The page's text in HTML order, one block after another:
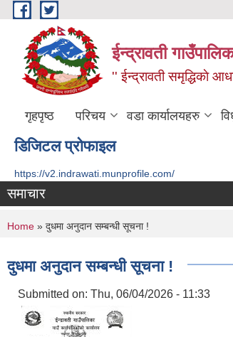
Skip to main content
ईन्द्रावती
'' ईन्द्रावती समृद्धिकाे
गृहपृष्ठ परिचय वडा कार्यालयहरु
डिजिटल प्रोफाइल
https://v2.indrawati.munprofile.com/
समाचार
You are here
Home » दुधमा अनुदान सम्बन्धी सूचना !
दुधमा अनुदान सम्बन्धी सूचना !
Submitted on: Thu, 06/04/2026 - 11:33